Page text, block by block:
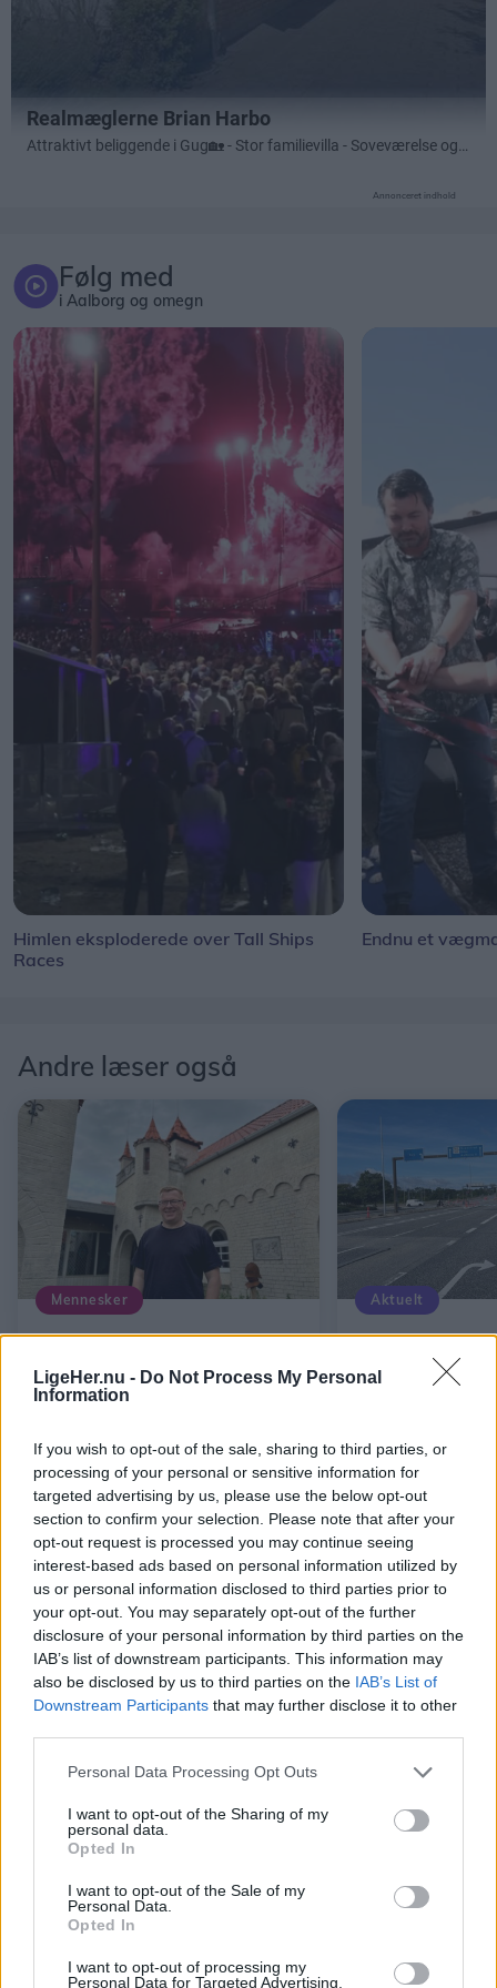
LigeHer.nu - Do Not Process My Personal
Information
If you wish to opt-out of the sale, sharing to third parties, or
processing of your personal or sensitive information for
targeted advertising by us, please use the below opt-out
section to confirm your selection. Please note that after your
opt-out request is processed you may continue seeing
interest-based ads based on personal information utilized by
us or personal information disclosed to third parties prior to
your opt-out. You may separately opt-out of the further
disclosure of your personal information by third parties on the
IAB’s list of downstream participants. This information may
also be disclosed by us to third parties on the IAB’s List of
Downstream Participants that may further disclose it to other
Personal Data Processing Opt Outs
I want to opt-out of the Sharing of my
personal data.
Opted In
I want to opt-out of the Sale of my
Personal Data.
Opted In
I want to opt-out of processing my
Personal Data for Targeted Advertising.
Annonceret indhold
Følg med
i Aalborg og omegn
Himlen eksploderede over Tall Ships
Races
Endnu et
Andre læser også
Mennesker
Overraskende stor interesse
for Peters borg: - Den er
ikke længere til salg
Aktuelt
Nu lukkes
Aalborg
Aktuelt
Freja Hesthaven
Følg os på Discover